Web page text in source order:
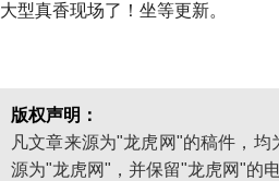
大型真香现场了！坐等更新。
版权声明：
凡文章来源为"龙虎网"的稿件，
源为"龙虎网"，并保留"龙虎网"的电